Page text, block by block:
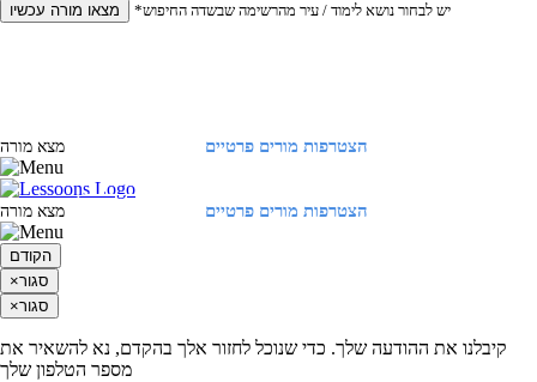
מצאו מורה עכשיו *יש לבחור נושא לימוד / עיר מהרשימה שבשדה החיפוש
הצטרפות מורים פרטיים מצא מורה
הצטרפות מורים פרטיים מצא מורה
הקודם
×סגור
×סגור
קיבלנו את ההודעה שלך. כדי שנוכל לחזור אלך בהקדם, נא להשאיר את
מספר הטלפון שלך